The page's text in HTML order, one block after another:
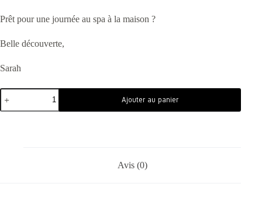
Prêt pour une journée au spa à la maison ?
Belle découverte,
Sarah
Ajouter au panier
Avis (0)